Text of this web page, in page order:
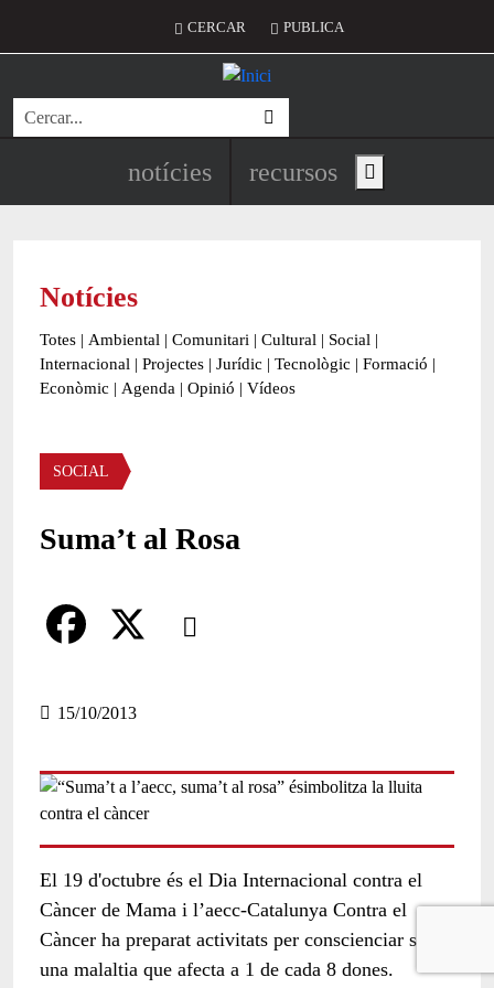
Menú del compte d'usuari
CERCAR PUBLICA
Cerca
Navegació principal de
notícies recursos Show main menu
Notícies
Totes | Ambiental | Comunitari | Cultural | Social |
Internacional | Projectes | Jurídic | Tecnològic | Formació |
Econòmic | Agenda | Opinió | Vídeos
Àmbit de la notícia
SOCIAL
Suma’t al Rosa
Comparteix
a
e
o
k
15/10/2013
El 19 d'octubre és el Dia Internacional contra el
Càncer de Mama i l’aecc-Catalunya Contra el
Càncer ha preparat activitats per conscienciar sobre
una malaltia que afecta a 1 de cada 8 dones.